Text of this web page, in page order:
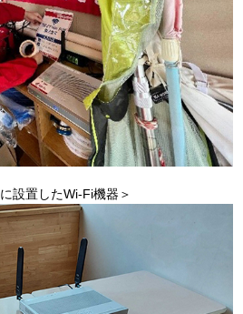
設置したWi-Fi機器＞